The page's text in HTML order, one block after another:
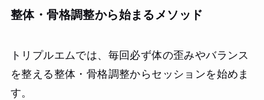
整体・骨格調整から始まるメソッド
トリプルエムでは、毎回必ず体の歪みやバランス
を整える整体・骨格調整からセッションを始めま
す。